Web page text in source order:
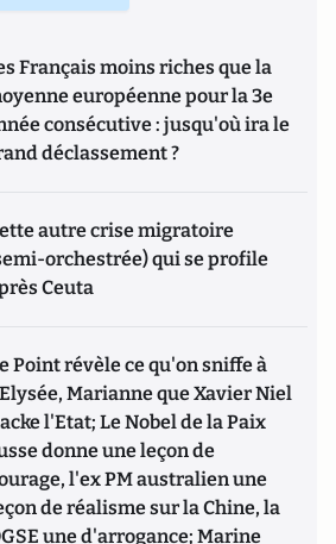
Français moins riches que la
européenne pour la 3e
consécutive : jusqu'où ira le
déclassement ?
autre crise migratoire
orchestrée) qui se profile
Ceuta
Point révèle ce qu'on sniffe à
Marianne que Xavier Niel
l'Etat; Le Nobel de la Paix
donne une leçon de
l'ex PM australien une
de réalisme sur la Chine, la
une d'arrogance; Marine